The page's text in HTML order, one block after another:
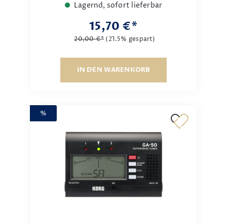
Lagernd, sofort lieferbar
15,70 €*
20,00 €* (21.5% gespart)
IN DEN WARENKORB
%